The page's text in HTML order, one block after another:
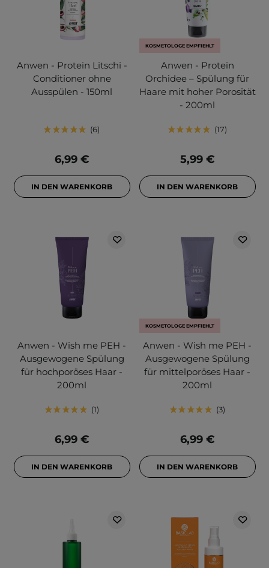
Anwen - Protein Litschi -
Conditioner ohne
Ausspülen - 150ml
6
6,99 €
IN DEN WARENKORB
KOSMETOLOGE EMPFIEHLT
Anwen - Protein
Orchidee – Spülung für
Haare mit hoher Porosität
- 200ml
17
5,99 €
IN DEN WARENKORB
Anwen - Wish me PEH -
Ausgewogene Spülung
für hochporöses Haar -
200ml
1
6,99 €
IN DEN WARENKORB
KOSMETOLOGE EMPFIEHLT
Anwen - Wish me PEH -
Ausgewogene Spülung
für mittelporöses Haar -
200ml
3
6,99 €
IN DEN WARENKORB